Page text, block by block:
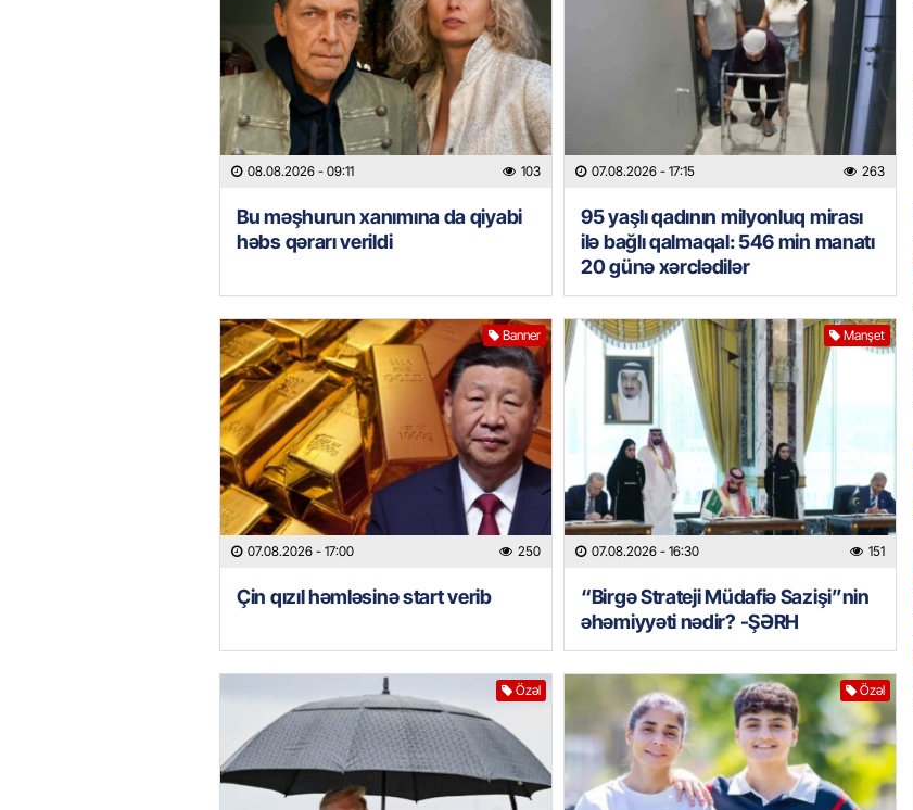
08.08.2026 - 09:11 103
Bu məşhurun xanımına da qiyabi
həbs qərarı verildi
07.08.2026 - 17:15 263
95 yaşlı qadının milyonluq mirası
ilə bağlı qalmaqal: 546 min manatı
20 günə xərclədilər
Banner
07.08.2026 - 17:00 250
Çin qızıl həmləsinə start verib
Manşet
07.08.2026 - 16:30 151
“Birgə Strateji Müdafiə Sazişi”nin
əhəmiyyəti nədir? -ŞƏRH
Özəl Özəl